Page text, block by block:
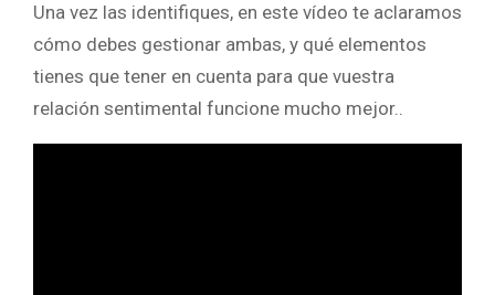
Una vez las identifiques, en este vídeo te aclaramos
cómo debes gestionar ambas, y qué elementos
tienes que tener en cuenta para que vuestra
relación sentimental funcione mucho mejor..